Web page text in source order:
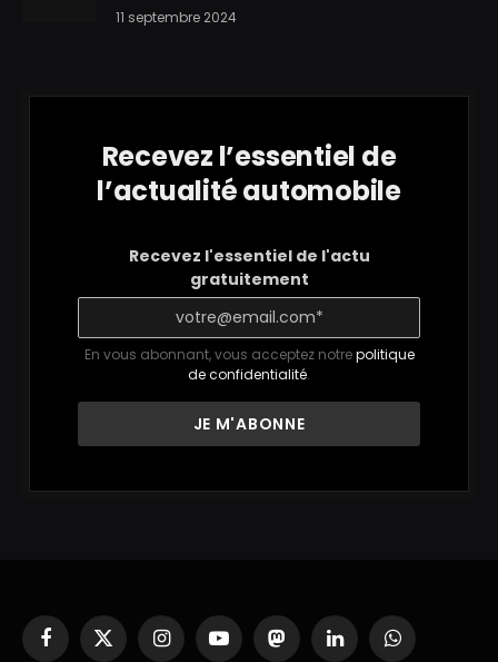
11 septembre 2024
Recevez l’essentiel de
l’actualité automobile
Recevez l'essentiel de l'actu
gratuitement
En vous abonnant, vous acceptez notrepolitique
de confidentialité.
Facebook
X
InstagramYouTubeMastodonLinkedInWhatsApp